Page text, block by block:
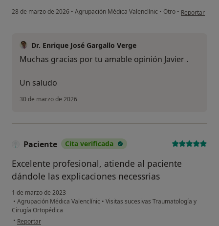
28 de marzo de 2026 • Agrupación Médica Valenclínic • Otro • en opinión
Reportar
Dr. Enrique José Gargallo Verge
Muchas gracias por tu amable opinión Javier .
Un saludo
30 de marzo de 2026
Paciente Cita verificada
Excelente profesional, atiende al paciente
dándole las explicaciones necessrias
1 de marzo de 2023
• Agrupación Médica Valenclínic • Visitas sucesivas Traumatología y
Cirugía Ortopédica
• en opinión del usuario Paciente
Reportar